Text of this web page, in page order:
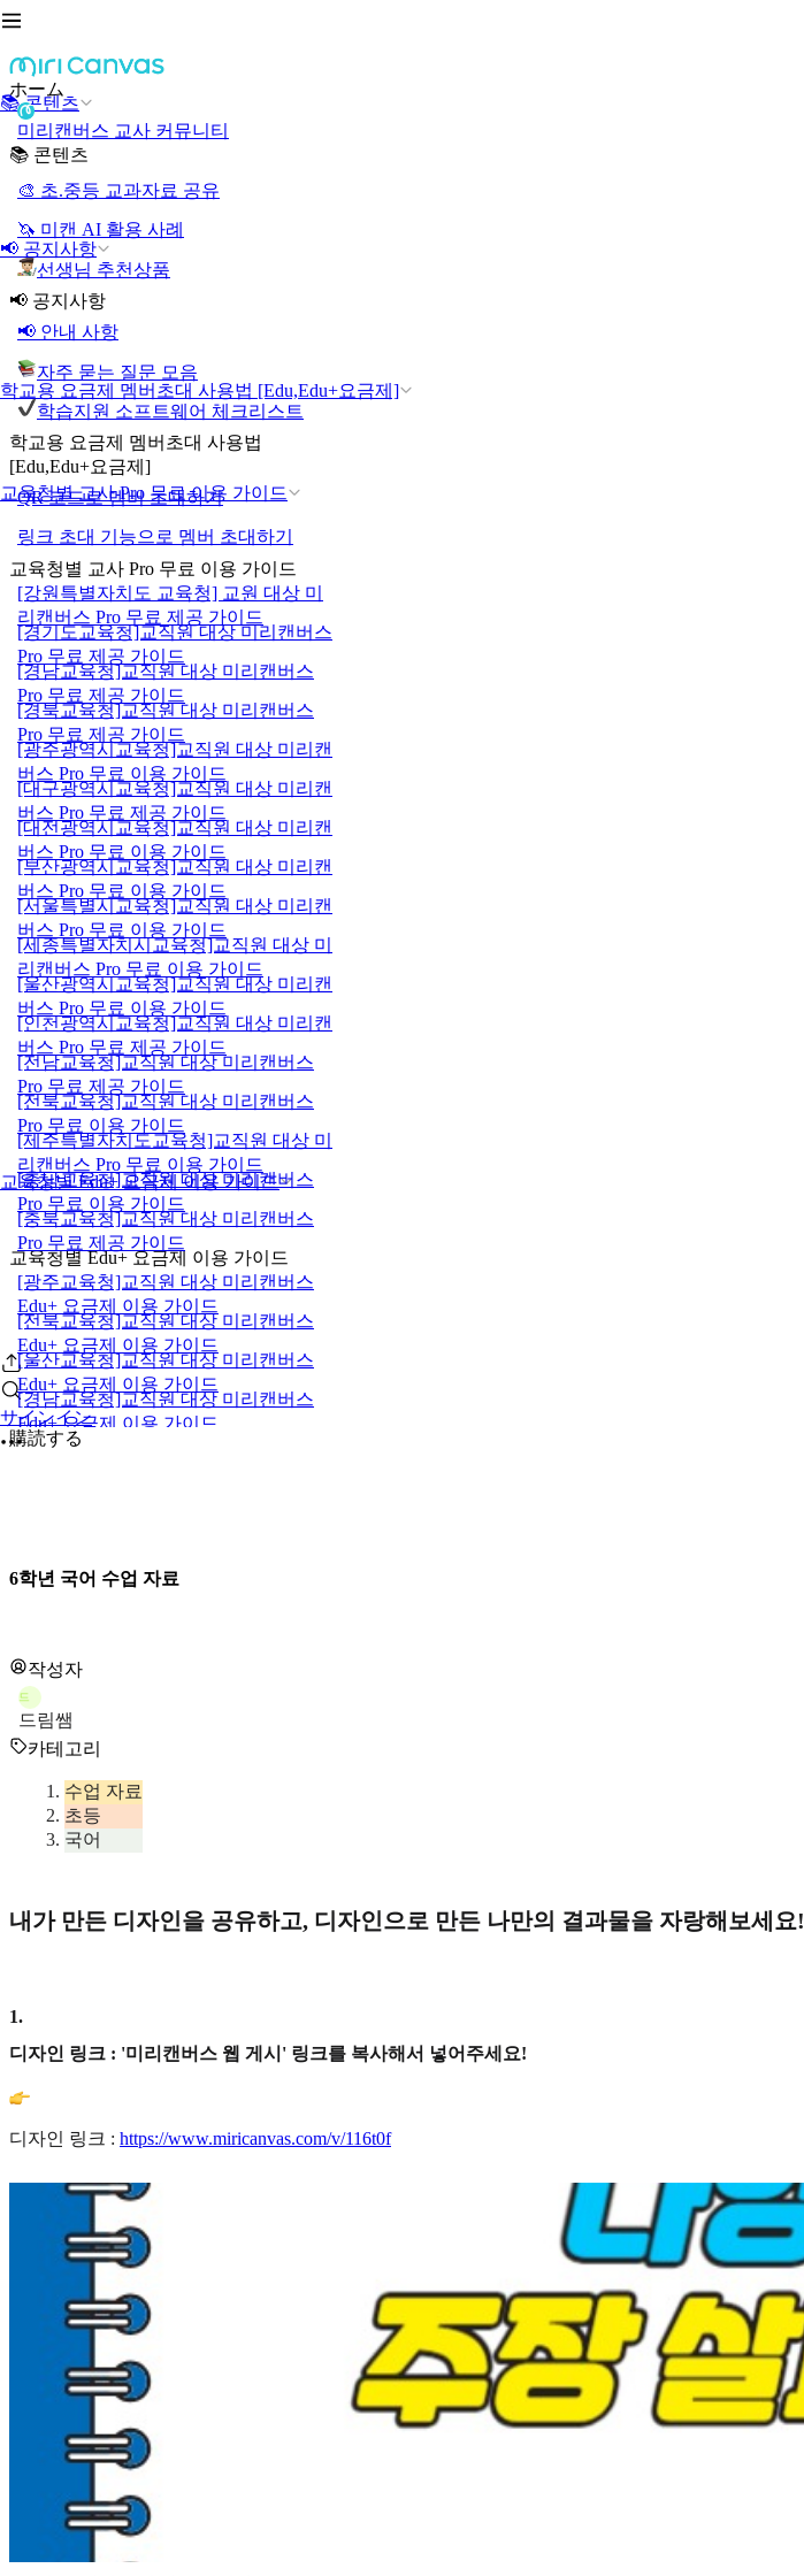
📚 콘텐츠
📢 공지사항
학교용 요금제 멤버초대 사용법 [Edu,Edu+요금제]
교육청별 교사 Pro 무료 이용 가이드
교육청별 Edu+ 요금제 이용 가이드
サインイン
ホーム
미리캔버스 교사 커뮤니티
📚 콘텐츠
🎨 초.중등 교과자료 공유
🦄 미캔 AI 활용 사례
선생님 추천상품
📢 공지사항
📢 안내 사항
자주 묻는 질문 모음
학습지원 소프트웨어 체크리스트
학교용 요금제 멤버초대 사용법
[Edu,Edu+요금제]
QR 코드로 멤버 초대하기
링크 초대 기능으로 멤버 초대하기
교육청별 교사 Pro 무료 이용 가이드
[강원특별자치도 교육청] 교원 대상 미
리캔버스 Pro 무료 제공 가이드
[경기도교육청]교직원 대상 미리캔버스
Pro 무료 제공 가이드
[경남교육청]교직원 대상 미리캔버스
Pro 무료 제공 가이드
[경북교육청]교직원 대상 미리캔버스
Pro 무료 제공 가이드
[광주광역시교육청]교직원 대상 미리캔
버스 Pro 무료 이용 가이드
[대구광역시교육청]교직원 대상 미리캔
버스 Pro 무료 제공 가이드
[대전광역시교육청]교직원 대상 미리캔
버스 Pro 무료 이용 가이드
[부산광역시교육청]교직원 대상 미리캔
버스 Pro 무료 이용 가이드
[서울특별시교육청]교직원 대상 미리캔
버스 Pro 무료 이용 가이드
[세종특별자치시교육청]교직원 대상 미
리캔버스 Pro 무료 이용 가이드
[울산광역시교육청]교직원 대상 미리캔
버스 Pro 무료 이용 가이드
[인천광역시교육청]교직원 대상 미리캔
버스 Pro 무료 제공 가이드
[전남교육청]교직원 대상 미리캔버스
Pro 무료 제공 가이드
[전북교육청]교직원 대상 미리캔버스
Pro 무료 이용 가이드
[제주특별자치도교육청]교직원 대상 미
리캔버스 Pro 무료 이용 가이드
[충남교육청]교직원 대상 미리캔버스
Pro 무료 이용 가이드
[충북교육청]교직원 대상 미리캔버스
Pro 무료 제공 가이드
교육청별 Edu+ 요금제 이용 가이드
[광주교육청]교직원 대상 미리캔버스
Edu+ 요금제 이용 가이드
[전북교육청]교직원 대상 미리캔버스
Edu+ 요금제 이용 가이드
[울산교육청]교직원 대상 미리캔버스
Edu+ 요금제 이용 가이드
[경남교육청]교직원 대상 미리캔버스
Edu+ 요금제 이용 가이드
購読する
6학년 국어 수업 자료
작성자
드
드림쌤
카테고리
수업 자료
초등
국어
내가 만든 디자인을 공유하고, 디자인으로 만든 나만의 결과물을 자랑해보세요!
1.
디자인 링크 : '미리캔버스 웹 게시' 링크를 복사해서 넣어주세요!
디자인 링크 : https://www.miricanvas.com/v/116t0f